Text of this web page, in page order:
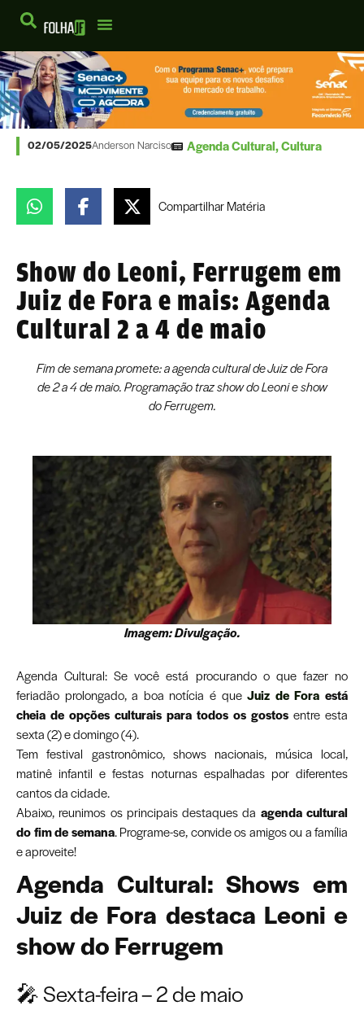
02/05/2025Anderson Narciso Agenda Cultural,Cultura
CompartilharMatéria
Show do Leoni, Ferrugem em
Juiz de Fora e mais: Agenda
Cultural 2 a 4 de maio
Fim de semana promete: a agenda cultural de Juiz de Fora
de 2 a 4 de maio. Programação traz show do Leoni e show
do Ferrugem.
Imagem: Divulgação.
Agenda Cultural: Se você está procurando o que fazer no
feriadão prolongado, a boa notícia é queJuiz de Fora está
cheia de opções culturais para todos os gostos entre esta
sexta (2) e domingo (4).
Tem festival gastronômico, shows nacionais, música local,
matinê infantil e festas noturnas espalhadas por diferentes
cantos da cidade.
Abaixo, reunimos os principais destaques da agenda cultural
do fim de semana. Programe-se, convide os amigos ou a família
e aproveite!
Agenda Cultural: Shows em
Juiz de Fora destaca Leoni e
show do Ferrugem
🎤 Sexta-feira – 2 de maio